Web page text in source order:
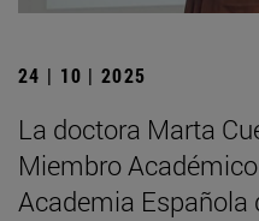
24 | 10 | 2025
La doctora Marta
Miembro
Academia Española